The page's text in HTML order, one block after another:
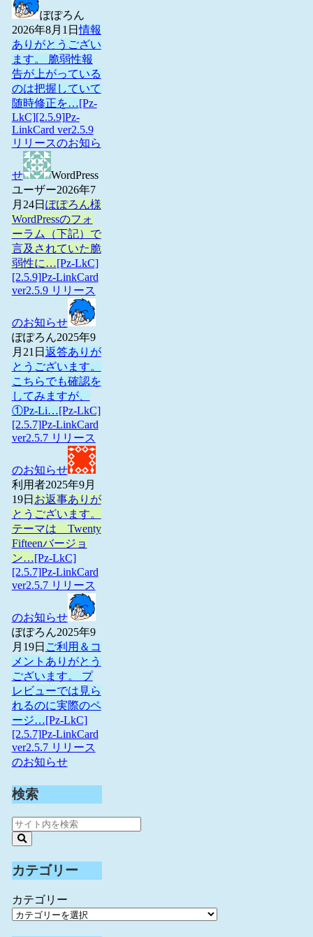
ぽぽろん
2026年8月1日情報
ありがとうござい
ます。 脆弱性報
告が上がっている
のは把握していて
随時修正を…[Pz-
LkC][2.5.9]Pz-
LinkCard ver2.5.9
リリースのお知ら
せ
WordPress
ユーザー2026年7
月24日 ぽぽろん様
WordPressのフォ
ーラム（下記）で
言及されていた脆
弱性に…[Pz-LkC]
[2.5.9]Pz-LinkCard
ver2.5.9 リリース
のお知らせ
ぽぽろん2025年9
月21日 返答ありが
とうございます。
こちらでも確認を
してみますが、
①Pz-Li…[Pz-LkC]
[2.5.7]Pz-LinkCard
ver2.5.7 リリース
のお知らせ
利用者2025年9月
19日 お返事ありが
とうございます。
テーマは Twenty
Fifteenバージョ
ン…[Pz-LkC]
[2.5.7]Pz-LinkCard
ver2.5.7 リリース
のお知らせ
ぽぽろん2025年9
月19日 ご利用＆コ
メントありがとう
ございます。 プ
レビューでは見ら
れるのに実際のペ
ージ…[Pz-LkC]
[2.5.7]Pz-LinkCard
ver2.5.7 リリース
のお知らせ
検索
カテゴリー
カテゴリー